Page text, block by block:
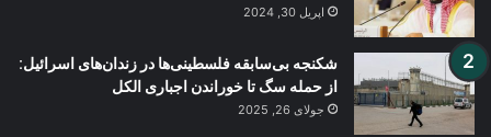
اپریل 30, 2024
شکنجه بی‌سابقه فلسطینی‌ها در زندان‌های اسرائیل:
از حمله سگ تا خوراندن اجباری الکل
جولای 26, 2025